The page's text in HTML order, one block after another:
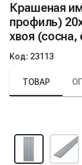
Крашеная
профиль)
хвоя
Код: 23113
ТОВАР